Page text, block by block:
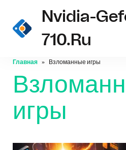
Nvidia-
710.ru
Главная Взломанные игры
игры